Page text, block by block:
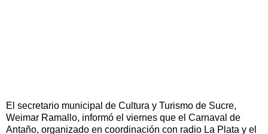
El secretario municipal de Cultura y Turismo de Sucre,
Weimar Ramallo, informó el viernes que el Carnaval de
Antaño, organizado en coordinación con radio La Plata y el